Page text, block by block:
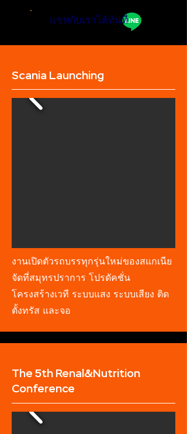
แชทกับเราได้ทันที
Scania Launching
งานเปิดตัวรถบรรทุกรุ่นใหม่ของสแกเนีย
จัดที่สมุทรปราการ โปรดัคชั่น
โครงสร้างเวที ระบบแสง ระบบเสียง ติด
ตั้งทรัส และจอ
The 5th Renal&Nutrition
Conference